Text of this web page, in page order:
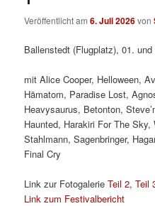
Veröffentlicht am6. Juli 2026von
Ballenstedt (Flugplatz), 01.
mit Alice Cooper, Helloween,
Hämatom, Paradise Lost,
Heavysaurus, Betonton,
Haunted, Harakiri For The
Stahlmann, Sagenbringer,
Final Cry
Link zur FotogalerieTeil 2,Teil
Link zum Festivalbericht